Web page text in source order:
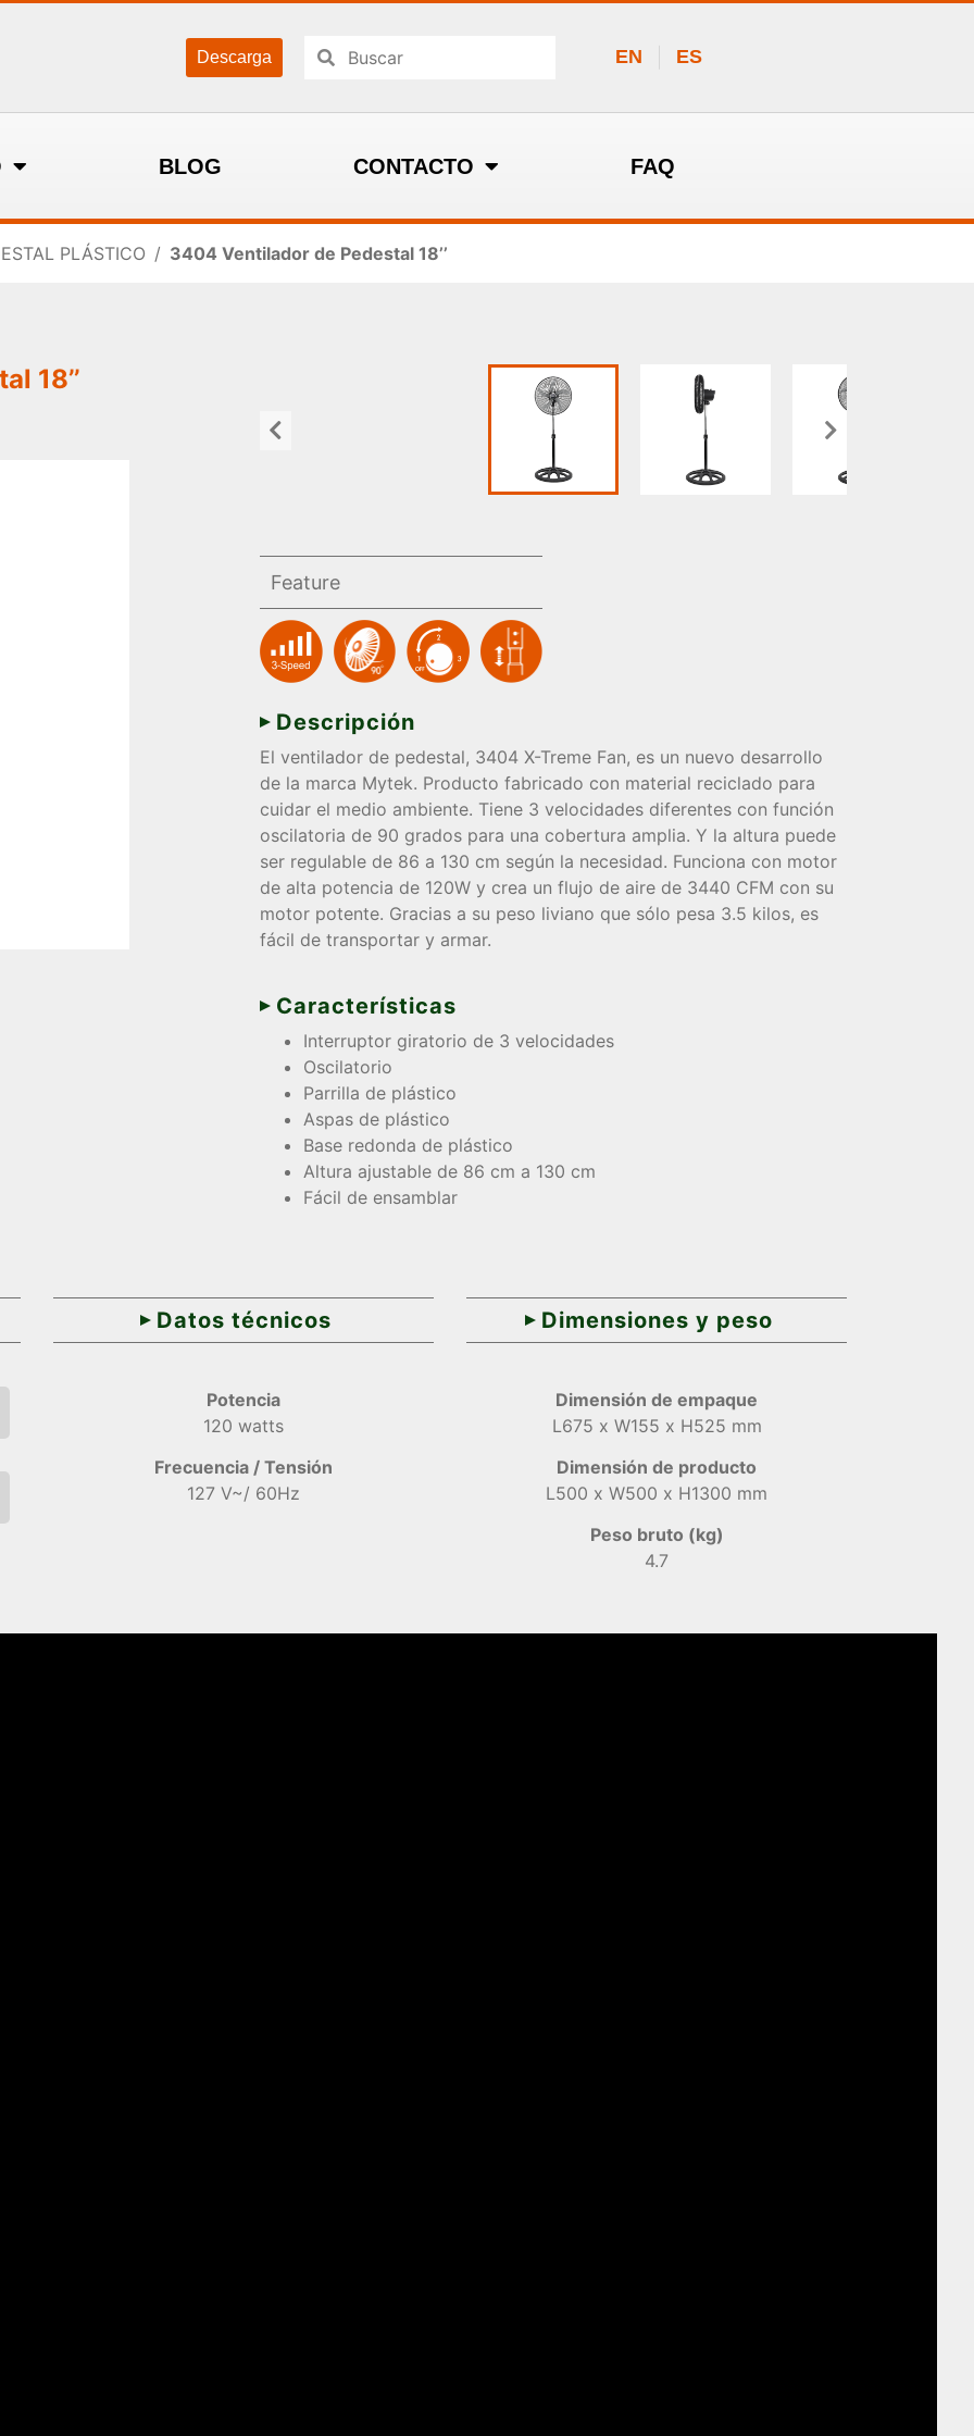
Descarga EN ES
BLOG CONTACTO FAQ
PLÁSTICO / 3404 Ventilador de Pedestal 18’’
18’’
Feature
Descripción
El ventilador de pedestal, 3404 X-Treme Fan, es un nuevo desarrollo
de la marca Mytek. Producto fabricado con material reciclado para
cuidar el medio ambiente. Tiene 3 velocidades diferentes con función
oscilatoria de 90 grados para una cobertura amplia. Y la altura puede
ser regulable de 86 a 130 cm según la necesidad. Funciona con motor
de alta potencia de 120W y crea un flujo de aire de 3440 CFM con su
motor potente. Gracias a su peso liviano que sólo pesa 3.5 kilos, es
fácil de transportar y armar.
Características
Interruptor giratorio de 3 velocidades
Oscilatorio
Parrilla de plástico
Aspas de plástico
Base redonda de plástico
Altura ajustable de 86 cm a 130 cm
Fácil de ensamblar
Datos técnicos
Potencia
120 watts
Frecuencia / Tensión
127 V~/ 60Hz
Dimensiones y peso
Dimensión de empaque
L675 x W155 x H525 mm
Dimensión de producto
L500 x W500 x H1300 mm
Peso bruto (kg)
4.7